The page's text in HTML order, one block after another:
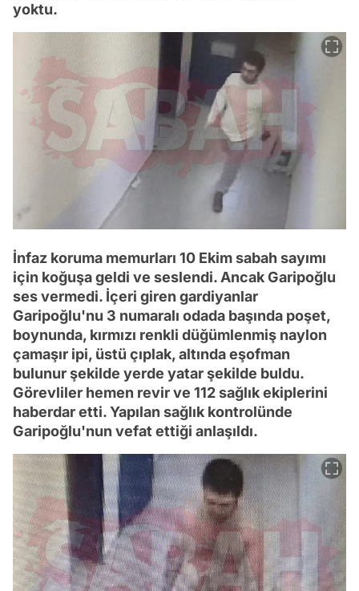
yoktu.
İnfaz koruma memurları 10 Ekim sabah sayımı
için koğuşa geldi ve seslendi. Ancak Garipoğlu
ses vermedi. İçeri giren gardiyanlar
Garipoğlu'nu 3 numaralı odada başında poşet,
boynunda, kırmızı renkli düğümlenmiş naylon
çamaşır ipi, üstü çıplak, altında eşofman
bulunur şekilde yerde yatar şekilde buldu.
Görevliler hemen revir ve 112 sağlık ekiplerini
haberdar etti. Yapılan sağlık kontrolünde
Garipoğlu'nun vefat ettiği anlaşıldı.